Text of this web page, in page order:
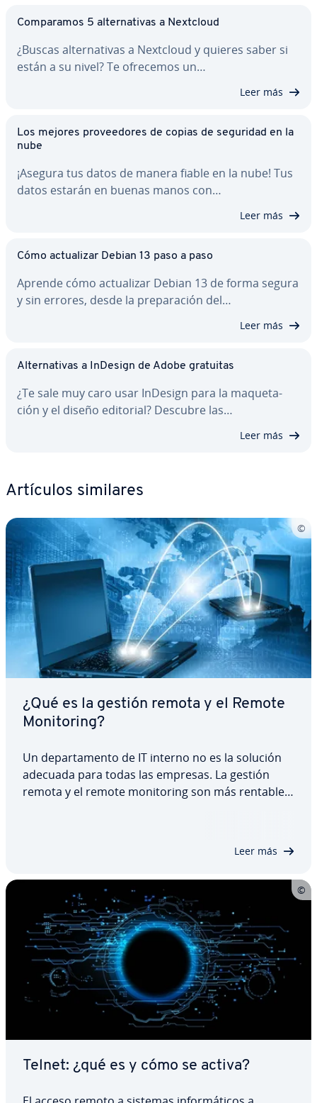
Co­m­pa­ra­mos 5 al­te­r­na­ti­vas a Nextcloud
¿Buscas al­te­r­na­ti­vas a Nextcloud y quieres saber si
están a su nivel? Te ofrecemos un…
Leer más
Los mejores pro­vee­do­res de copias de seguridad en la
nube
¡Asegura tus datos de manera fiable en la nube! Tus
datos estarán en buenas manos con…
Leer más
Cómo ac­tua­li­zar Debian 13 paso a paso
Aprende cómo ac­tua­li­zar Debian 13 de forma segura
y sin errores, desde la pre­pa­ra­ción del…
Leer más
Al­te­r­na­ti­vas a InDesign de Adobe gratuitas
¿Te sale muy caro usar InDesign para la ma­que­ta­
ción y el diseño editorial? Descubre las…
Leer más
Artículos similares
¿Qué es la gestión remota y el Remote
Mo­ni­to­ri­ng?
Un de­pa­r­ta­me­n­to de IT interno no es la solución
adecuada para todas las empresas. La gestión
remota y el remote mo­ni­to­ri­ng son más rentables
Leer más
Telnet: ¿qué es y cómo se activa?